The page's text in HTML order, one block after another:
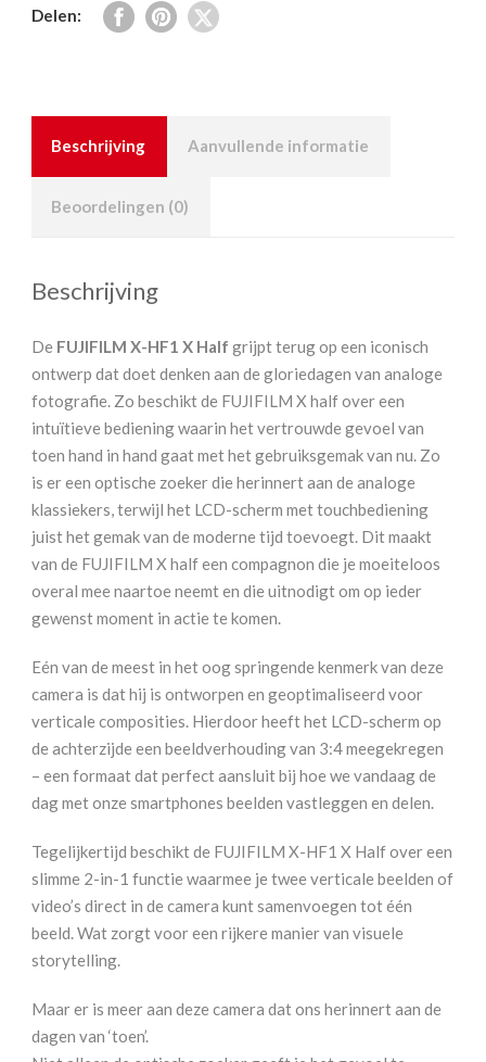
Delen:
Beschrijving Aanvullende informatie
Beoordelingen (0)
Beschrijving
De FUJIFILM X-HF1 X Half grijpt terug op een iconisch
ontwerp dat doet denken aan de gloriedagen van analoge
fotografie. Zo beschikt de FUJIFILM X half over een
intuïtieve bediening waarin het vertrouwde gevoel van
toen hand in hand gaat met het gebruiksgemak van nu. Zo
is er een optische zoeker die herinnert aan de analoge
klassiekers, terwijl het LCD-scherm met touchbediening
juist het gemak van de moderne tijd toevoegt. Dit maakt
van de FUJIFILM X half een compagnon die je moeiteloos
overal mee naartoe neemt en die uitnodigt om op ieder
gewenst moment in actie te komen.
Eén van de meest in het oog springende kenmerk van deze
camera is dat hij is ontworpen en geoptimaliseerd voor
verticale composities. Hierdoor heeft het LCD-scherm op
de achterzijde een beeldverhouding van 3:4 meegekregen
– een formaat dat perfect aansluit bij hoe we vandaag de
dag met onze smartphones beelden vastleggen en delen.
Tegelijkertijd beschikt de FUJIFILM X-HF1 X Half over een
slimme 2-in-1 functie waarmee je twee verticale beelden of
video’s direct in de camera kunt samenvoegen tot één
beeld. Wat zorgt voor een rijkere manier van visuele
storytelling.
Maar er is meer aan deze camera dat ons herinnert aan de
dagen van ‘toen’.